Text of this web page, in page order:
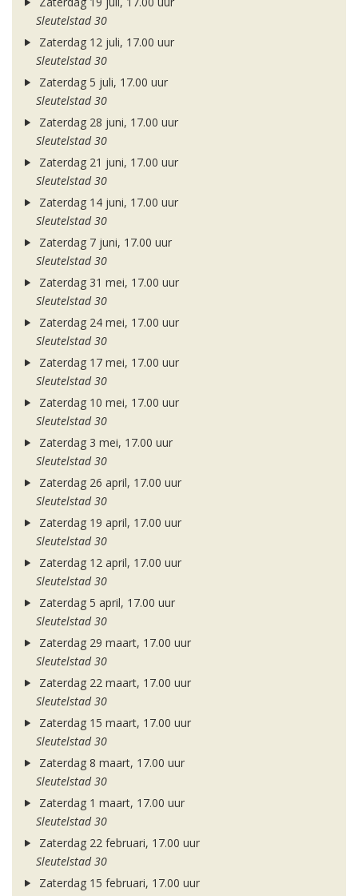
Sleutelstad 30
Zaterdag 12 juli, 17.00 uur
Sleutelstad 30
Zaterdag 5 juli, 17.00 uur
Sleutelstad 30
Zaterdag 28 juni, 17.00 uur
Sleutelstad 30
Zaterdag 21 juni, 17.00 uur
Sleutelstad 30
Zaterdag 14 juni, 17.00 uur
Sleutelstad 30
Zaterdag 7 juni, 17.00 uur
Sleutelstad 30
Zaterdag 31 mei, 17.00 uur
Sleutelstad 30
Zaterdag 24 mei, 17.00 uur
Sleutelstad 30
Zaterdag 17 mei, 17.00 uur
Sleutelstad 30
Zaterdag 10 mei, 17.00 uur
Sleutelstad 30
Zaterdag 3 mei, 17.00 uur
Sleutelstad 30
Zaterdag 26 april, 17.00 uur
Sleutelstad 30
Zaterdag 19 april, 17.00 uur
Sleutelstad 30
Zaterdag 12 april, 17.00 uur
Sleutelstad 30
Zaterdag 5 april, 17.00 uur
Sleutelstad 30
Zaterdag 29 maart, 17.00 uur
Sleutelstad 30
Zaterdag 22 maart, 17.00 uur
Sleutelstad 30
Zaterdag 15 maart, 17.00 uur
Sleutelstad 30
Zaterdag 8 maart, 17.00 uur
Sleutelstad 30
Zaterdag 1 maart, 17.00 uur
Sleutelstad 30
Zaterdag 22 februari, 17.00 uur
Sleutelstad 30
Zaterdag 15 februari, 17.00 uur